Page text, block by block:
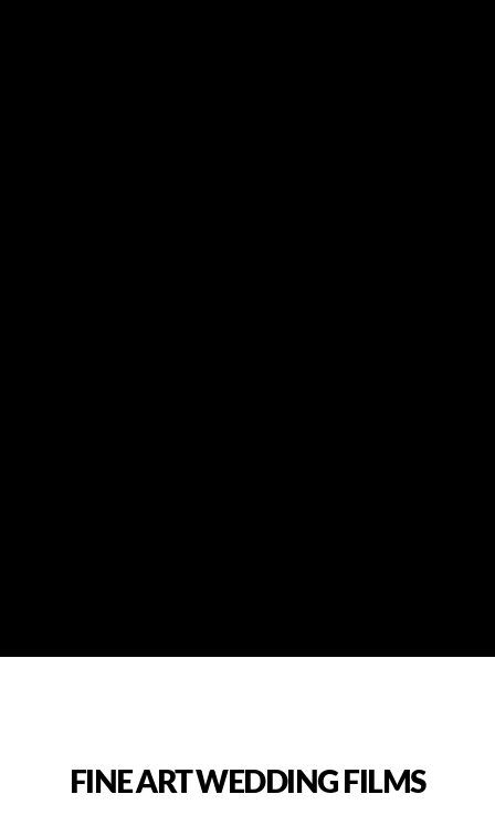
FINE ART WEDDING FILMS